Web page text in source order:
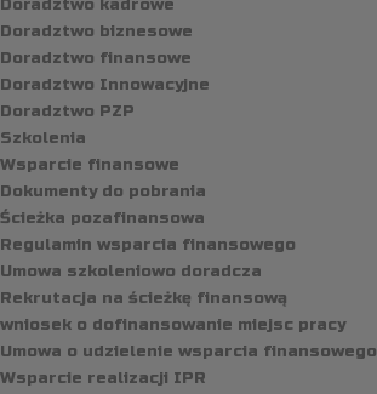
Doradztwo kadrowe
Doradztwo biznesowe
Doradztwo finansowe
Doradztwo Innowacyjne
Doradztwo PZP
Szkolenia
Wsparcie finansowe
Dokumenty do pobrania
Ścieżka pozafinansowa
Regulamin wsparcia finansowego
Umowa szkoleniowo doradcza
Rekrutacja na ścieżkę finansową
wniosek o dofinansowanie miejsc pracy
Umowa o udzielenie wsparcia finansowego
Wsparcie realizacji IPR